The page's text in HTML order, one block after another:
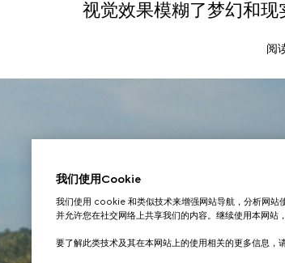
视觉效果模糊了梦幻和现
阅
我们使用Cookie
我们使用 cookie 和类似技术来增强网站导航，分析网站
并允许您在社交网络上共享我们的内容。继续使用本网站
要了解此类技术及其在本网站上的使用相关的更多信息，